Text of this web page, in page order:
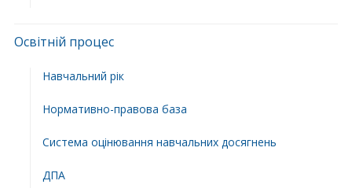
Освітній процес
Навчальний рік
Нормативно-правова база
Система оцінювання навчальних досягнень
ДПА